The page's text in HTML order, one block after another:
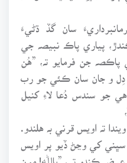
سان گڏ ڌڻيءَ
پياري پاڪ نبيصہ جي
جن فرمايو تہ، ”هُن
دِل و جان سان ڪئي جو رب
جو سندس دُعا لاءِ کنيل
تہ اويس قرني بہ هلندو.
سڀني کي وڃڻ ڏيو پر اويس
ڪندو تہ ، ”ياﷲ! مون